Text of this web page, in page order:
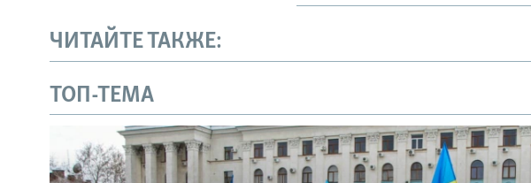
ЧИТАЙТЕ ТАКЖЕ:
ТОП-ТЕМА